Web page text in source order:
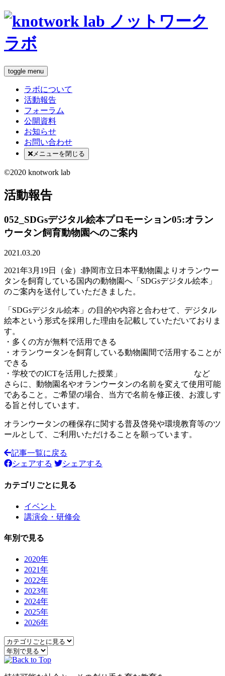
toggle menu
ラボについて
活動報告
フォーラム
公開資料
お知らせ
お問い合わせ
メニューを閉じる
©2020 knotwork lab
活動報告
052_SDGsデジタル絵本プロモーション05:オラン
ウータン飼育動物園へのご案内
2021.03.20
2021年3月19日（金）:静岡市立日本平動物園よりオランウー
タンを飼育している国内の動物園へ「SDGsデジタル絵本」
のご案内を送付していただきました。
「SDGsデジタル絵本」の目的や内容と合わせて、デジタル
絵本という形式を採用した理由を記載していただいておりま
す。
・多くの方が無料で活用できる
・オランウータンを飼育している動物園間で活用することが
できる
・学校でのICTを活用した授業」 など
さらに、動物園名やオランウータンの名前を変えて使用可能
であること。ご希望の場合、当方で名前を修正後、お渡しす
る旨と付しています。
オランウータンの種保存に関する普及啓発や環境教育等のツ
ールとして、ご利用いただけることを願っています。
記事一覧に戻る
シェアする
シェアする
カテゴリごとに見る
イベント
講演会・研修会
年別で見る
2020年
2021年
2022年
2023年
2024年
2025年
2026年